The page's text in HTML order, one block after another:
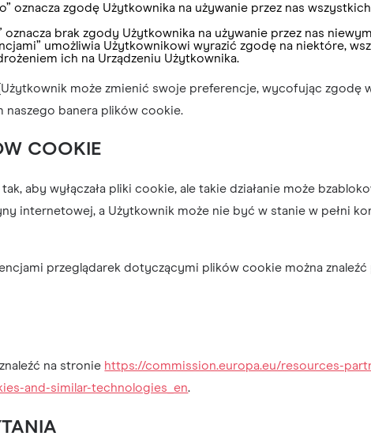
oznacza zgodę Użytkownika na używanie przez nas
brak zgody Użytkownika na używanie przez nas
umożliwia Użytkownikowi wyrazić zgodę na niektóre,
ich na Urządzeniu Użytkownika.
może zmienić swoje preferencje, wycofując zgodę
naszego banera plików cookie.
COOKIE
aby wyłączała pliki cookie, ale takie działanie może
internetowej, a Użytkownik może nie być w stanie w pełni
przeglądarek dotyczącymi plików cookie można
na stronie https://commission.europa.eu/resources-
and-similar-technologies_en.